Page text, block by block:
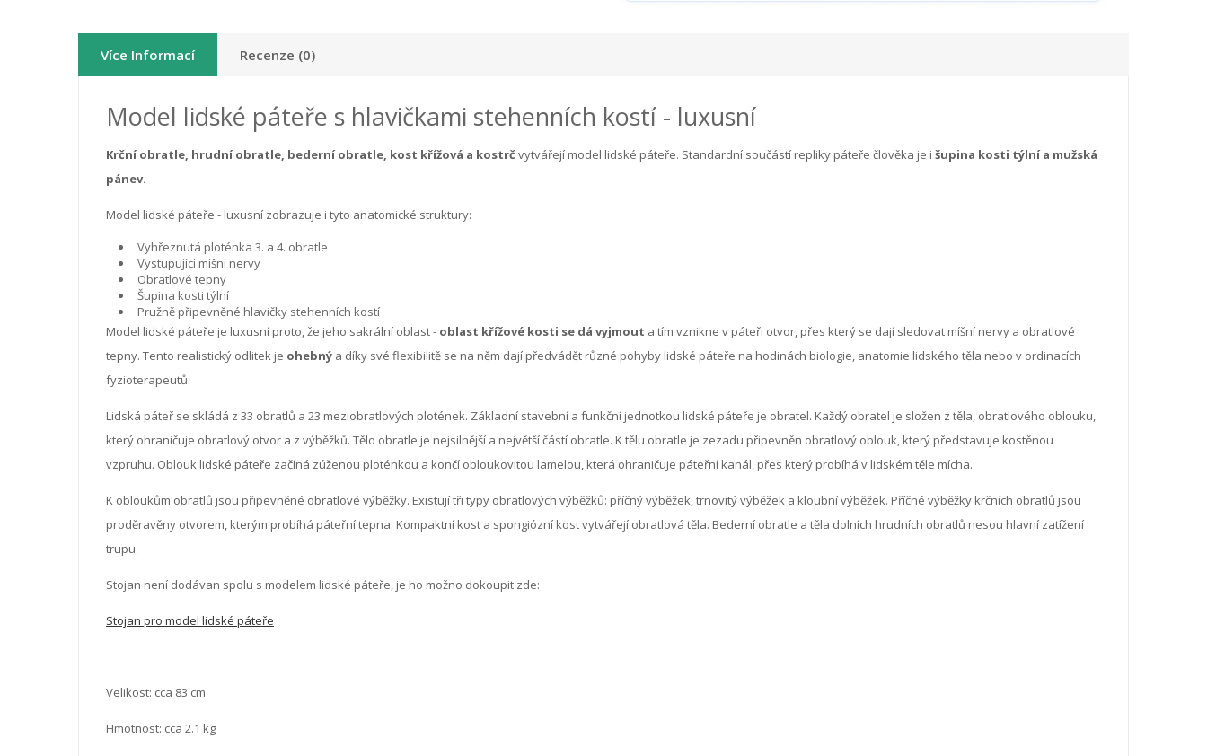
Více Informací Recenze (0)
Model lidské páteře s hlavičkami stehenních kostí - luxusní
Krční obratle, hrudní obratle, bederní obratle, kost křížová a kostrčvytvářejí model lidské páteře. Standardní součástí repliky páteře člověka je i šupina kosti týlní a mužská
pánev.
Model lidské páteře - luxusní zobrazuje i tyto anatomické struktury:
Vyhřeznutá ploténka 3. a 4. obratle
Vystupující míšní nervy
Obratlové tepny
Šupina kosti týlní
Pružně připevněné hlavičky stehenních kostí
Model lidské páteře je luxusní proto, že jeho sakrální oblast - oblast křížové kosti se dá vyjmout a tím vznikne v páteři otvor, přes který se dají sledovat míšní nervy a obratlové
tepny. Tento realistický odlitek je ohebný a díky své flexibilitě se na něm dají předvádět různé pohyby lidské páteře na hodinách biologie, anatomie lidského těla nebo v ordinacích
fyzioterapeutů.
Lidská páteř se skládá z 33 obratlů a 23 meziobratlových plotének. Základní stavební a funkční jednotkou lidské páteře je obratel. Každý obratel je složen z těla, obratlového oblouku,
který ohraničuje obratlový otvor a z výběžků. Tělo obratle je nejsilnější a největší částí obratle. K tělu obratle je zezadu připevněn obratlový oblouk, který představuje kostěnou
vzpruhu. Oblouk lidské páteře začíná zúženou ploténkou a končí obloukovitou lamelou, která ohraničuje páteřní kanál, přes který probíhá v lidském těle mícha.
K obloukům obratlů jsou připevněné obratlové výběžky. Existují tři typy obratlových výběžků: příčný výběžek, trnovitý výběžek a kloubní výběžek. Příčné výběžky krčních obratlů jsou
proděravěny otvorem, kterým probíhá páteřní tepna. Kompaktní kost a spongiózní kost vytvářejí obratlová těla. Bederní obratle a těla dolních hrudních obratlů nesou hlavní zatížení
trupu.
Stojan není dodávan spolu s modelem lidské páteře, je ho možno dokoupit zde:
Stojan pro model lidské páteře
Velikost: cca 83 cm
Hmotnost: cca 2.1 kg